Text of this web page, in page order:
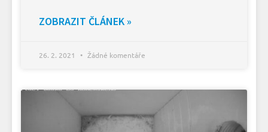
ZOBRAZIT ČLÁNEK »
26. 2. 2021 Žádné komentáře